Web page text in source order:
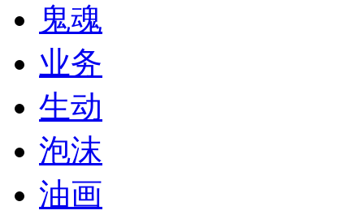
鬼魂
业务
生动
泡沫
油画